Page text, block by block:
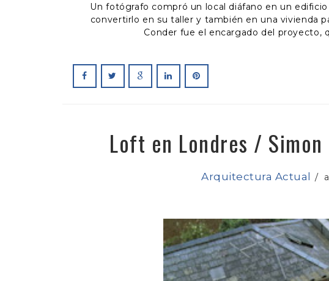
Un fotógrafo compró un local diáfano en un
convertirlo en su taller y también en una vivienda
Conder fue el encargado del proyecto,
Loft en Londres /
Arquitectura Actual /